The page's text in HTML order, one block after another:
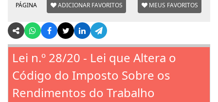
PÁGINA
ADICIONAR FAVORITOS MEUS FAVORITOS
Lei n.º 28/20 - Lei que Altera o
Código do Imposto Sobre os
Rendimentos do Trabalho